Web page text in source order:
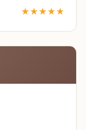
★★★★★